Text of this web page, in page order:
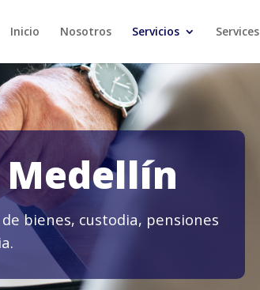
Inicio Nosotros Servicios Services
Medellín
bienes, custodia, pensiones